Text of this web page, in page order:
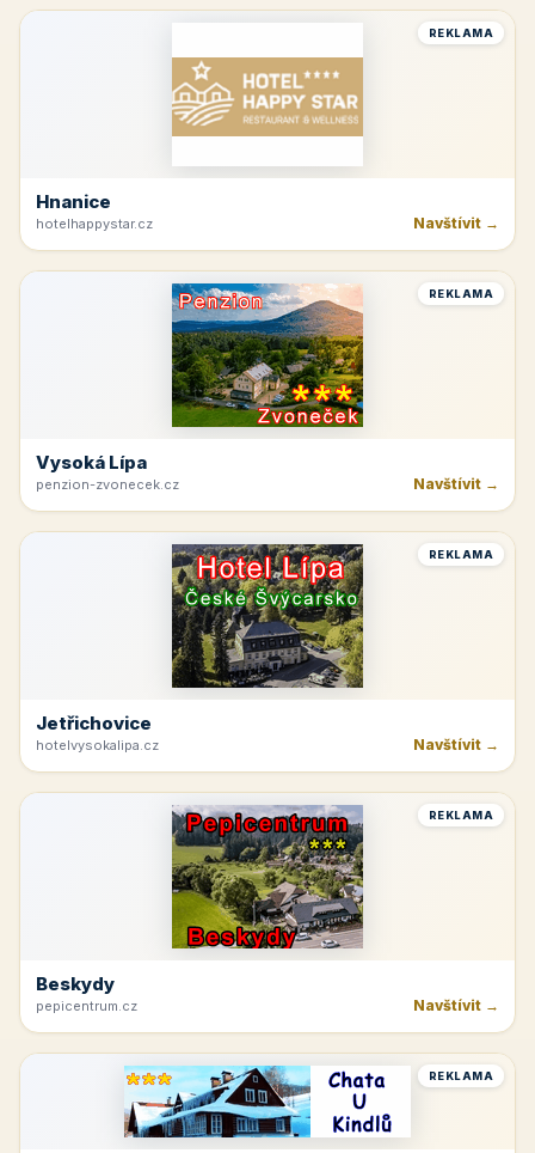
REKLAMA
Hnanice
hotelhappystar.cz Navštívit →
REKLAMA
Vysoká Lípa
penzion-zvonecek.cz Navštívit →
REKLAMA
Jetřichovice
hotelvysokalipa.cz Navštívit →
REKLAMA
Beskydy
pepicentrum.cz Navštívit →
REKLAMA